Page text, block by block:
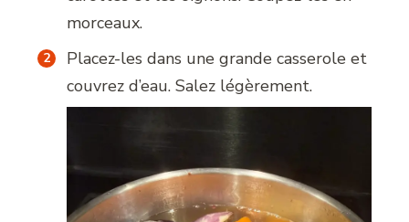
morceaux.
Placez-les dans une grande casserole et
couvrez d’eau. Salez légèrement.